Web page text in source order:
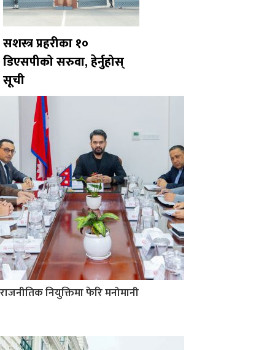
सशस्त्र प्रहरीका १०
डिएसपीको सरुवा, हेर्नुहोस्
सूची
राजनीतिक नियुक्तिमा फेरि मनोमानी